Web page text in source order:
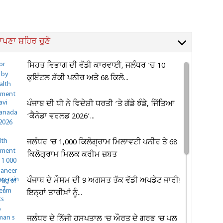
ਸ਼ਹਿਰ ਚੁਣੋ
ਸਿਹਤ ਵਿਭਾਗ ਦੀ ਵੱਡੀ ਕਾਰਵਾਈ, ਜਲੰਧਰ 'ਚ 10
ਕੁਇੰਟਲ ਸ਼ੱਕੀ ਪਨੀਰ ਅਤੇ 68 ਕਿਲੋ...
ਪੰਜਾਬ ਦੀ ਧੀ ਨੇ ਵਿਦੇਸ਼ੀ ਧਰਤੀ ’ਤੇ ਗੱਡੇ ਝੰਡੇ, ਜਿੱਤਿਆ
‘ਕੈਨੇਡਾ ਵਰਲਡ 2026’...
ਜਲੰਧਰ 'ਚ 1,000 ਕਿਲੋਗ੍ਰਾਮ ਮਿਲਾਵਟੀ ਪਨੀਰ ਤੇ 68
ਕਿਲੋਗ੍ਰਾਮ ਮਿਲਕ ਕਰੀਮ ਜ਼ਬਤ
ਪੰਜਾਬ ਦੇ ਮੌਸਮ ਦੀ 9 ਅਗਸਤ ਤੱਕ ਵੱਡੀ ਅਪਡੇਟ ਜਾਰੀ!
ਇਨ੍ਹਾਂ ਤਾਰੀਖ਼ਾਂ ਨੂੰ...
ਜਲੰਧਰ ਦੇ ਨਿੱਜੀ ਹਸਪਤਾਲ 'ਚ ਔਰਤ ਦੇ ਗਰਭ 'ਚ ਪਲ